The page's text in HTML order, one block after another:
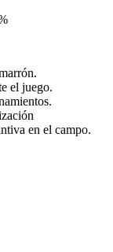
el juego.
en el campo.